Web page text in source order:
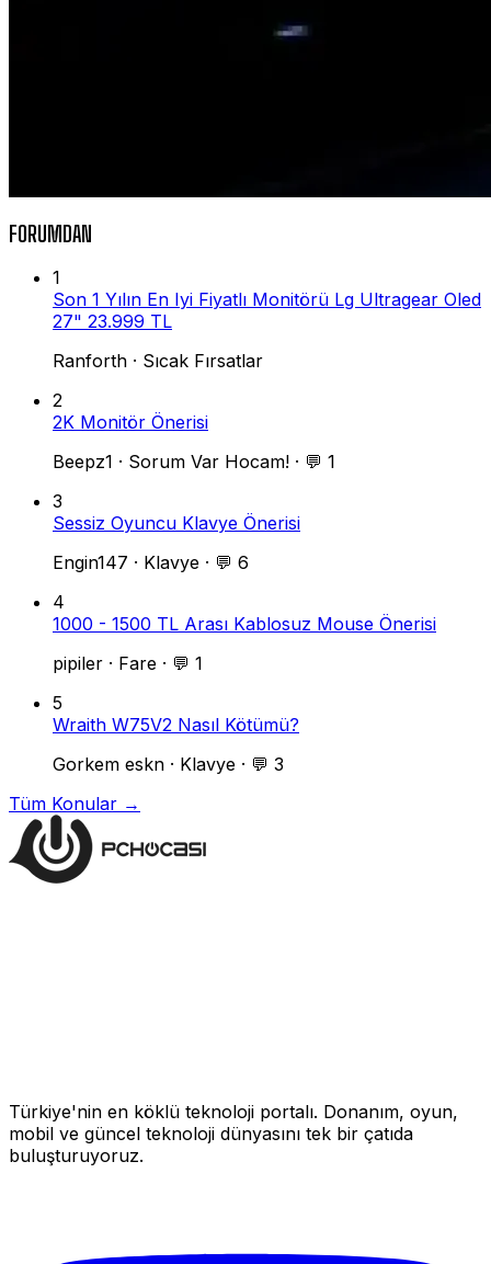
FORUMDAN
1
Son 1 Yılın En Iyi Fiyatlı Monitörü Lg Ultragear Oled
27" 23.999 TL
Ranforth · Sıcak Fırsatlar
2
2K Monitör Önerisi
Beepz1 · Sorum Var Hocam! · 💬 1
3
Sessiz Oyuncu Klavye Önerisi
Engin147 · Klavye · 💬 6
4
1000 - 1500 TL Arası Kablosuz Mouse Önerisi
pipiler · Fare · 💬 1
5
Wraith W75V2 Nasıl Kötümü?
Gorkem eskn · Klavye · 💬 3
Tüm Konular →
Türkiye'nin en köklü teknoloji portalı. Donanım, oyun,
mobil ve güncel teknoloji dünyasını tek bir çatıda
buluşturuyoruz.